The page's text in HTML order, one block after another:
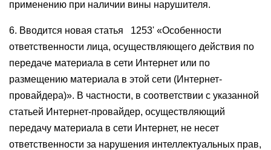
применению при наличии вины нарушителя.
6. Вводится новая статья 1253' «Особенности
ответственности лица, осуществляющего действия по
передаче материала в сети Интернет или по
размещению материала в этой сети (Интернет-
провайдера)». В частности, в соответствии с указанной
статьей Интернет-провайдер, осуществляющий
передачу материала в сети Интернет, не несет
ответственности за нарушения интеллектуальных прав,